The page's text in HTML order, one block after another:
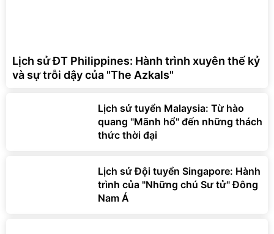
Lịch sử ĐT Philippines: Hành trình xuyên thế kỷ
và sự trỗi dậy của "The Azkals"
Lịch sử tuyển Malaysia: Từ hào
quang "Mãnh hổ" đến những thách
thức thời đại
Lịch sử Đội tuyển Singapore: Hành
trình của "Những chú Sư tử" Đông
Nam Á